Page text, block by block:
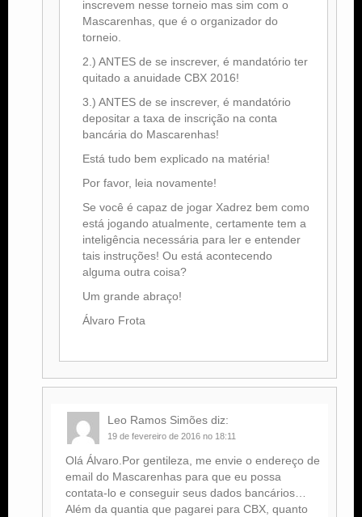
inscrevem nesse torneio mas sim com o
Mascarenhas, que é o organizador do
torneio.
2.) ANTES de se inscrever, é mandatório ter
quitado a anuidade CBX 2016!
3.) ANTES de se inscrever, é mandatório
depositar a taxa de inscrição na conta
bancária do Mascarenhas!
Está tudo bem explicado na matéria!
Por favor, leia novamente!
Se você é capaz de jogar Xadrez bem como
está jogando atualmente, certamente tem a
inteligência necessária para ler e entender
tais instruções! Ou está acontecendo
alguma outra coisa?
Um grande abraço!
Álvaro Frota
Leo Ramos Simões diz:
19 de fevereiro de 2016 no 18:11
Olá Álvaro.Por gentileza, me envie o endereço de
email do Mascarenhas para que eu possa
contata-lo e conseguir seus dados bancários…
Além da quantia que pagarei para CBX, quanto